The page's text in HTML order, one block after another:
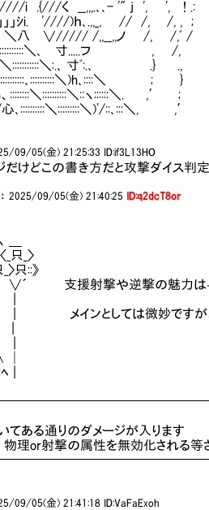
i .{///く __,,,.､､- '" j ', ', ! .:
」」」ｼi. '////)ｈ､.,,_, // /, /, , ;
＼八 ∨///// /,,__,,ノ /, /,ﾞ /
:::::::::::＼､ 寸.....フ , /,
＼:::::::::::＼:.､ 寸ﾞ:.､ .} .,
､::::::::::＼)h､::::＼ ; }
::::::::＼::::::::::＼::ヽ::::::＼. ,′ ;
心､::::::::::＼:::::::::＼)'/::､:::＼, ,′
09/05(金) 21:25:33 ID:if3L13HO
けどこの書き方だと攻撃ダイス判
：2025/09/05(金) 21:40:25 ID:q2dcT8or
＿
_〉
只::》
撃や逆撃の魅力は与ダメ＋の
しては微妙ですが、サブ
|
|
│
|
る通りのダメージが入ります
or射撃の属性を無効化される等
09/05(金) 21:41:18 ID:VaFaExoh